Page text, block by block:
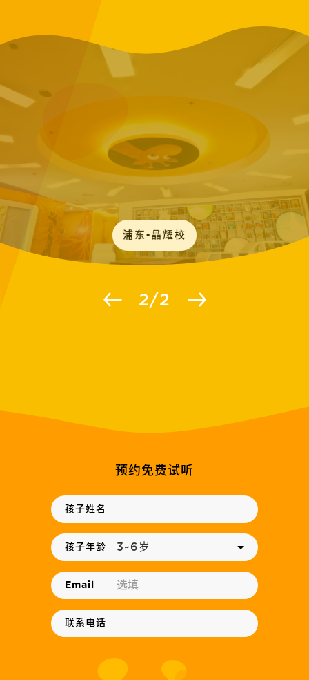
浦东•晶耀校
2/2
预约免费试听
孩子姓名
孩子年龄 3~6岁
3~6岁
7~12岁
Email
联系电话